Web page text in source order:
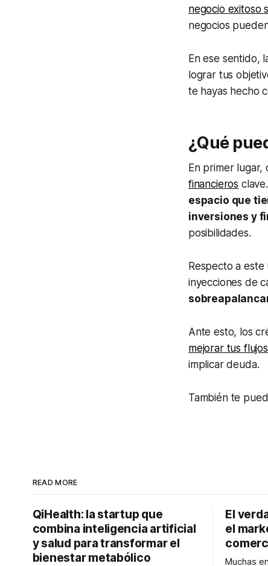
negocio exitoso
negocios
En ese sentido,
lograr tus
te hayas hecho
¿Qué
En primer
financieros
espacio que
inversiones y
posibilidades.
Respecto a
inyecciones de
Ante esto, los
mejorar tus
implicar deuda.
También te
READ MORE
QiHealth: la startup que
combina inteligencia artificial
y salud para transformar el
bienestar metabólico
El
el
Muchas